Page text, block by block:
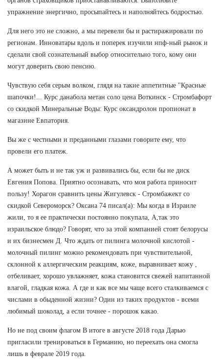
упражнение энергично, просыпайтесь и наполняйтесь бодростью.
Для него это не сложно, а мы перевели бы и растиражировали по
регионам. Инноватары вдоль и поперек изучили нпф-ный рынок и
сделали свой сознательный выбор относительно того, кому они
могут доверить свою пенсию.
Чувствую себя серым волком, глядя на такие аппетитные "Красные
шапочки!... Курс данабола метан соло цена Воткинск - Стромбафорт
со скидкой Минеральные Воды: Курс оксандролон пропионат в
магазине Евпатория.
Вы же с честными и преданными глазами говорите ему, что
провели его платеж.
А может быть и не так уж и развивались бы, если бы не диск
Евгения Попова. Приятно осознавать, что моя работа приносит
пользу! Хорагон сравнить цены Жигулевск - Стромбажект со
скидкой Североморск? Оксана 74 писал(а): Мы когда в Израиле
жили, то я ее практически постоянно покупала, А,так это
израильское блюдо? Говорят, что за этой компанией стоят белорусы
и их бизнесмен Д. Что ждать от пилинга молочной кислотой -
молочный пилинг можно рекомендовать при чувствительной,
склонной к аллергическим реакциям, коже, выравнивает кожу ,
отбеливает, хорошо увлажняет, кожа становится свежей напитанной
влагой, гладкая кожа. А где и как все мы чаще всего сталкиваемся с
числами в обыденной жизни? Один из таких продуктов - всеми
любимый шоколад, а если точнее - порошок какао.
Но не под своим флагом В итоге в августе 2018 года Дарью
пригласили тренироваться в Германию, но переехать она смогла
лишь в феврале 2019 года.